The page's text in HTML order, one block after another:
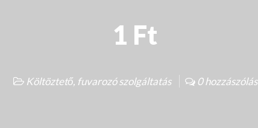
1 Ft
Költöztető, fuvarozó szolgáltatás 0 hozzászólás